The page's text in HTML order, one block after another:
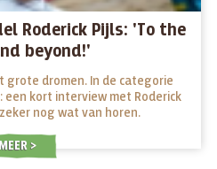
Roderick Pijls: 'To the
beyond!'
grote dromen. In de categorie
kort interview met Roderick
nog wat van horen.